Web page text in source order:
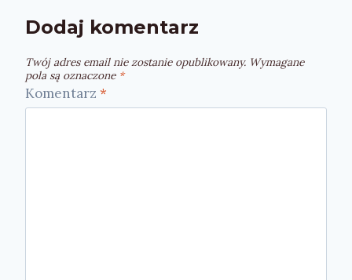
Dodaj komentarz
Twój adres email nie zostanie opublikowany. Wymagane
pola są oznaczone *
Komentarz *